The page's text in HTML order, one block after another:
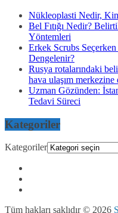
Nükleoplasti Nedir,
Bel Fıtığı Nedir?
Yöntemleri
Erkek Scrubs
Dengelenir?
Rusya rotalarındaki
hava ulaşım
Uzman Gözünden:
Tedavi Süreci
Kategoriler
Kategoriler
Tüm hakları saklıdır © 2026